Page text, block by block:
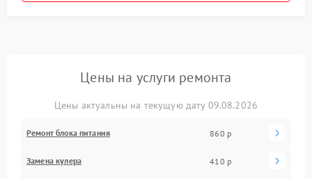
Цены на услуги ремонта
Цены актуальны на текущую дату 09.08.2026
Ремонт блока питания 860 р
Замена кулера 410 р